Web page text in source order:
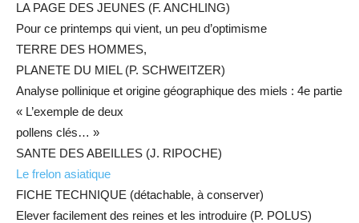
LA PAGE DES JEUNES (F. ANCHLING)
Pour ce printemps qui vient, un peu d’optimisme
TERRE DES HOMMES,
PLANETE DU MIEL (P. SCHWEITZER)
Analyse pollinique et origine géographique des miels : 4e partie
« L’exemple de deux
pollens clés… »
SANTE DES ABEILLES (J. RIPOCHE)
Le frelon asiatique
FICHE TECHNIQUE (détachable, à conserver)
Elever facilement des reines et les introduire (P. POLUS)